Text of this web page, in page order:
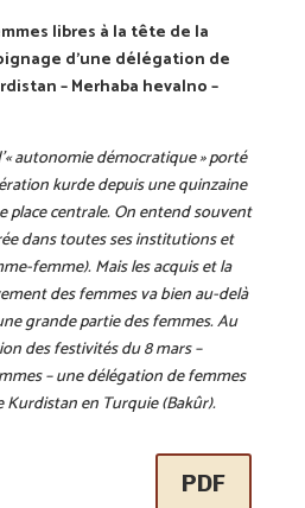
libres à la tête de la
d’une délégation de
– Merhaba hevalno –
autonomie démocratique » porté
kurde depuis une quinzaine
place centrale. On entend souvent
dans toutes ses institutions et
femme). Mais les acquis et la
des femmes va bien au-delà
grande partie des femmes. Au
des festivités du 8 mars –
– une délégation de femmes
Kurdistan en Turquie (Bakûr).
PDF